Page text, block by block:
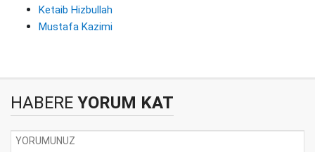
Ketaib Hizbullah
Mustafa Kazimi
HABERE YORUM KAT